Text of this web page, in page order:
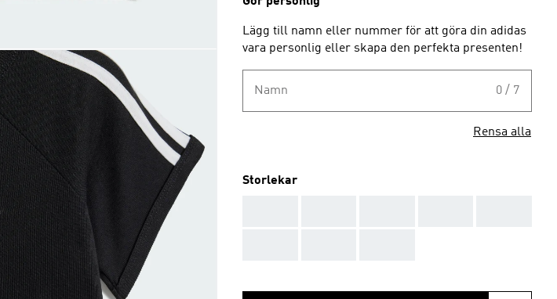
Lägg till namn eller nummer för att göra din adidas
vara personlig eller skapa den perfekta presenten!
Namn 0 / 7
Rensa alla
Storlekar